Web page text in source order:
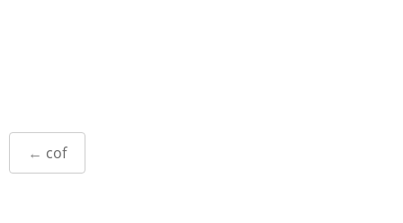
Post
navigation
← cof